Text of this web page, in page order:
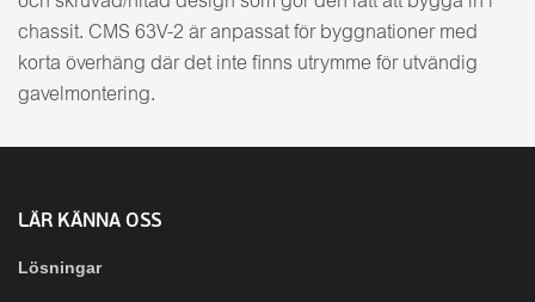
chassit. CMS 63V-2 är anpassat för byggnationer med
korta överhäng där det inte finns utrymme för utvändig
gavelmontering.
LÄR KÄNNA OSS
Lösningar